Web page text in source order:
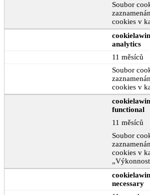
Soubor
cookies v
analytics
11 měsíců
Soubor
cookies v
functional
11 měsíců
Soubor
cookies v
necessary